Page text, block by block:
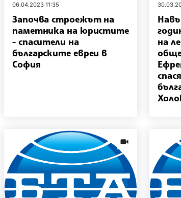
06.04.2023 11:35
Започва строежът на
паметника на юристите
- спасители на
българските евреи в
София
на
news.videos